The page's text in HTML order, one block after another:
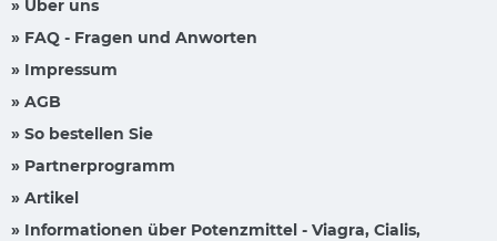
» Über uns
» FAQ - Fragen und Anworten
» Impressum
» AGB
» So bestellen Sie
» Partnerprogramm
» Artikel
» Informationen über Potenzmittel - Viagra, Cialis,